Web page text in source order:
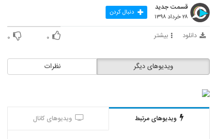
قسمت جدید
۲۸ خرداد ۱۳۹۸ دنبال کردن
دانلود بیشتر ۰ ۰
نظرات ویدیوهای دیگر
ویدیوهای مرتبط ویدیوهای کانال